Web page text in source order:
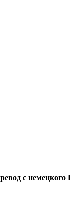
с немецкого